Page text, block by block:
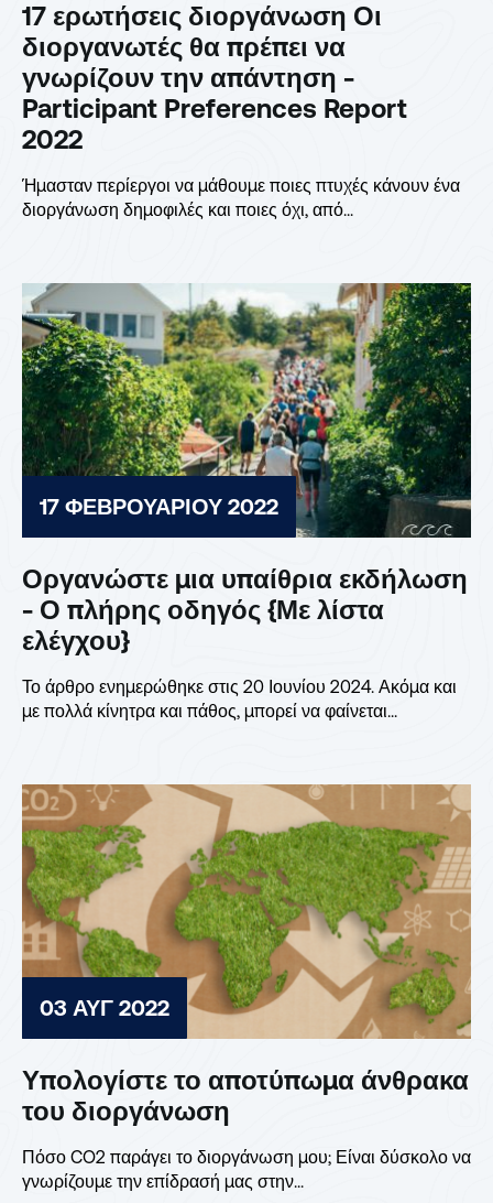
17 ερωτήσεις διοργάνωση Οι
διοργανωτές θα πρέπει να
γνωρίζουν την απάντηση -
Participant Preferences Report
2022
Ήμασταν περίεργοι να μάθουμε ποιες πτυχές κάνουν ένα
διοργάνωση δημοφιλές και ποιες όχι, από...
17 ΦΕΒΡΟΥΑΡΊΟΥ 2022
Οργανώστε μια υπαίθρια εκδήλωση
- Ο πλήρης οδηγός {Με λίστα
ελέγχου}
Το άρθρο ενημερώθηκε στις 20 Ιουνίου 2024. Ακόμα και
με πολλά κίνητρα και πάθος, μπορεί να φαίνεται...
03 ΑΥΓ 2022
Υπολογίστε το αποτύπωμα άνθρακα
του διοργάνωση
Πόσο CO2 παράγει το διοργάνωση μου; Είναι δύσκολο να
γνωρίζουμε την επίδρασή μας στην...